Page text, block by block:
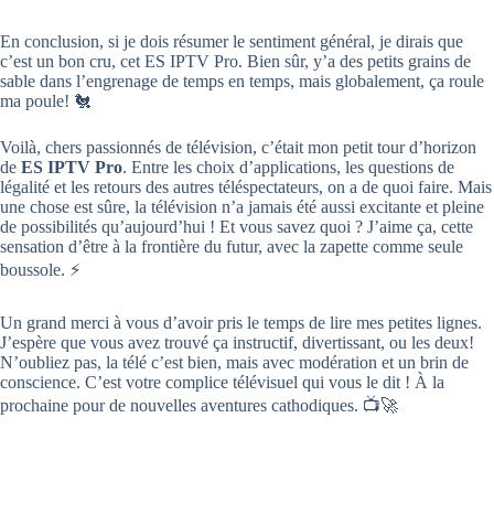
En conclusion, si je dois résumer le sentiment général, je dirais que
c’est un bon cru, cet ES IPTV Pro. Bien sûr, y’a des petits grains de
sable dans l’engrenage de temps en temps, mais globalement, ça roule
ma poule! 🐔
Voilà, chers passionnés de télévision, c’était mon petit tour d’horizon
de ES IPTV Pro. Entre les choix d’applications, les questions de
légalité et les retours des autres téléspectateurs, on a de quoi faire. Mais
une chose est sûre, la télévision n’a jamais été aussi excitante et pleine
de possibilités qu’aujourd’hui ! Et vous savez quoi ? J’aime ça, cette
sensation d’être à la frontière du futur, avec la zapette comme seule
boussole. ⚡
Un grand merci à vous d’avoir pris le temps de lire mes petites lignes.
J’espère que vous avez trouvé ça instructif, divertissant, ou les deux!
N’oubliez pas, la télé c’est bien, mais avec modération et un brin de
conscience. C’est votre complice télévisuel qui vous le dit ! À la
prochaine pour de nouvelles aventures cathodiques. 📺🚀